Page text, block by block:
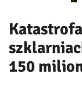
150